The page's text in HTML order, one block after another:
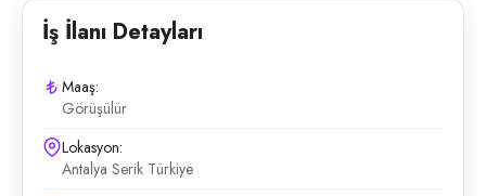
İş İlanı Detayları
Maaş:
Görüşülür
Lokasyon:
Antalya Serik Türkiye